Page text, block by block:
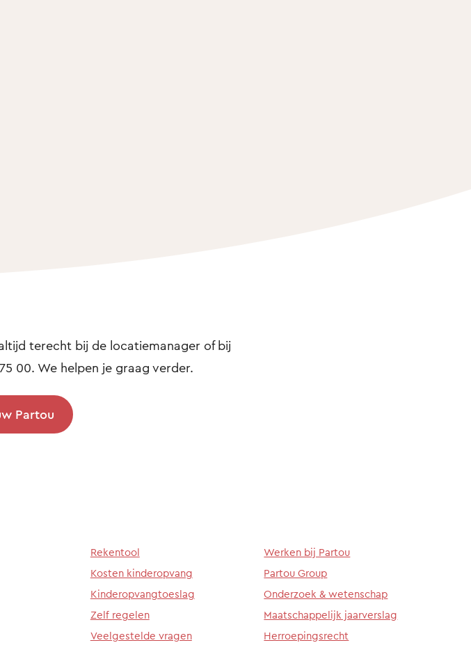
terecht bij de locatiemanager of bij
00. We helpen je graag verder.
Partou
Rekentool
Kosten kinderopvang
Kinderopvangtoeslag
Zelf regelen
Veelgestelde vragen
Werken bij Partou
Partou Group
Onderzoek & wetenschap
Maatschappelijk jaarverslag
Herroepingsrecht